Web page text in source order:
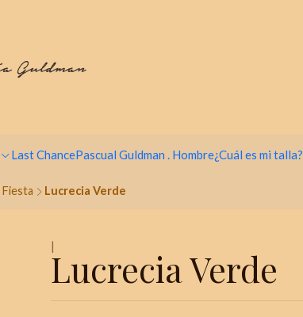
Last ChancePascual Guldman . Hombre¿Cuál es mi talla?
Fiesta Lucrecia Verde
|
Lucrecia Verde